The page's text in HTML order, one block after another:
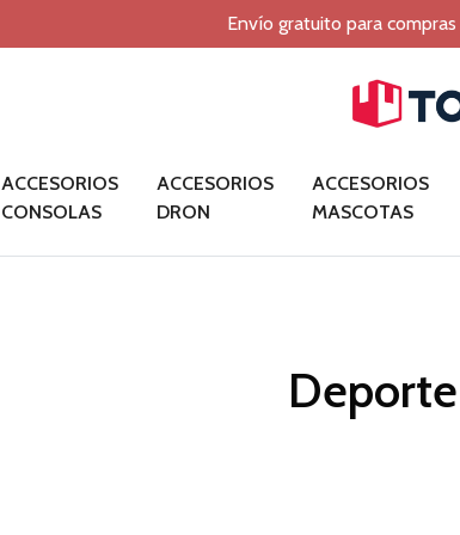
Envío gratuito para
ACCESORIOS
CONSOLAS
ACCESORIOS
DRON
ACCESORIOS
MASCOTAS